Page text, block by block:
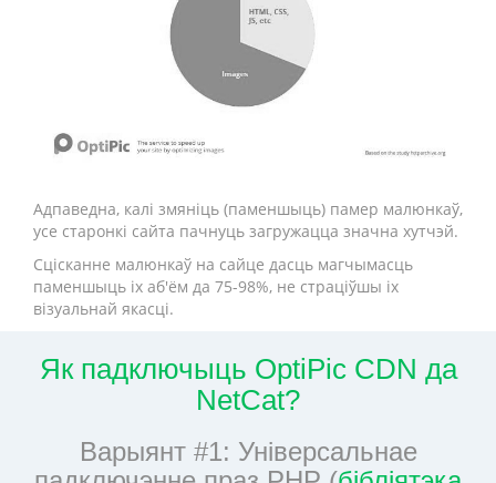
Адпаведна, калі змяніць (паменшыць) памер малюнкаў,
усе старонкі сайта пачнуць загружацца значна хутчэй.
Сцісканне малюнкаў на сайце дасць магчымасць
паменшыць іх аб'ём да 75-98%, не страціўшы іх
візуальнай якасці.
Як падключыць OptiPic CDN да
NetCat?
Варыянт #1: Універсальнае